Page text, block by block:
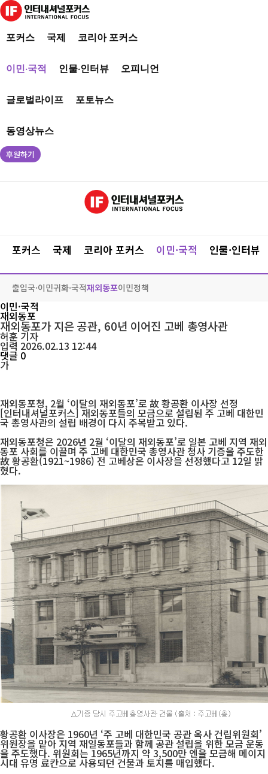
포커스 국제 코리아 포커스
이민·국적 인물·인터뷰 오피니언
글로벌라이프 포토뉴스
동영상뉴스
후원하기
포커스 국제 코리아 포커스 이민·국적 인물·인터뷰
출입국·이민귀화·국적재외동포이민정책
이민·국적
재외동포
재외동포가 지은 공관, 60년 이어진 고베 총영사관
허훈기자
입력 2026.02.13 12:44
댓글 0
가
재외동포청, 2월 ‘이달의 재외동포’로 故 황공환 이사장 선정
[인터내셔널포커스] 재외동포들의 모금으로 설립된 주 고베 대한민
국 총영사관의 설립 배경이 다시 주목받고 있다.
재외동포청은 2026년 2월 ‘이달의 재외동포’로 일본 고베 지역 재외
동포 사회를 이끌며 주 고베 대한민국 총영사관 청사 기증을 주도한
故 황공환(1921~1986) 전 고베상은 이사장을 선정했다고 12일 밝
혔다.
황공환 이사장은 1960년 ‘주 고베 대한민국 공관 옥사 건립위원회’
위원장을 맡아 지역 재일동포들과 함께 공관 설립을 위한 모금 운동
을 주도했다. 위원회는 1965년까지 약 3,500만 엔을 모금해 메이지
시대 유명 료칸으로 사용되던 건물과 토지를 매입했다.